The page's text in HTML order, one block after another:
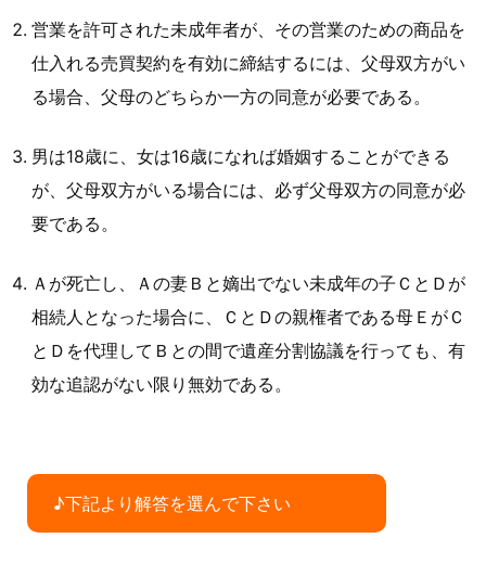
営業を許可された未成年者が、その営業のための商品を
仕入れる売買契約を有効に締結するには、父母双方がい
る場合、父母のどちらか一方の同意が必要である。
男は18歳に、女は16歳になれば婚姻することができる
が、父母双方がいる場合には、必ず父母双方の同意が必
要である。
Ａが死亡し、Ａの妻Ｂと嫡出でない未成年の子ＣとＤが
相続人となった場合に、ＣとＤの親権者である母ＥがＣ
とＤを代理してＢとの間で遺産分割協議を行っても、有
効な追認がない限り無効である。
♪下記より解答を選んで下さい